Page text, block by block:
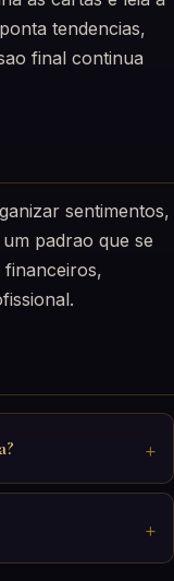
tendencias,
final continua
sentimentos,
padrao que se
financeiros,